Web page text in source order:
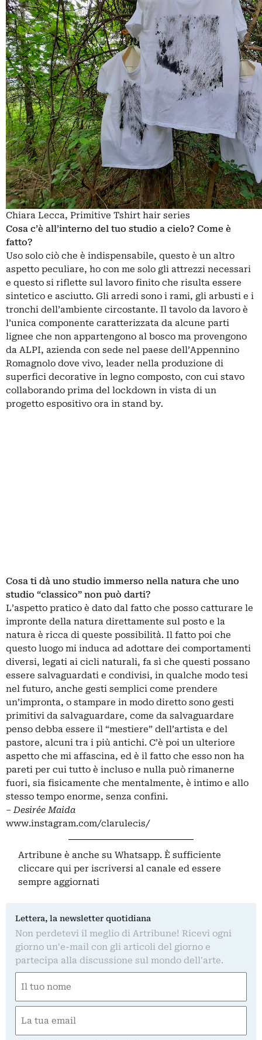
Chiara Lecca, Primitive Tshirt hair series
Cosa c’è all’interno del tuo studio a cielo? Come è
fatto?
Uso solo ciò che è indispensabile, questo è un altro
aspetto peculiare, ho con me solo gli attrezzi necessari
e questo si riflette sul lavoro finito che risulta essere
sintetico e asciutto. Gli arredi sono i rami, gli arbusti e i
tronchi dell’ambiente circostante. Il tavolo da lavoro è
l’unica componente caratterizzata da alcune parti
lignee che non appartengono al bosco ma provengono
da ALPI, azienda con sede nel paese dell’Appennino
Romagnolo dove vivo, leader nella produzione di
superfici decorative in legno composto, con cui stavo
collaborando prima del lockdown in vista di un
progetto espositivo ora in stand by.
Cosa ti dà uno studio immerso nella natura che uno
studio “classico” non può darti?
L’aspetto pratico è dato dal fatto che posso catturare le
impronte della natura direttamente sul posto e la
natura è ricca di queste possibilità. Il fatto poi che
questo luogo mi induca ad adottare dei comportamenti
diversi, legati ai cicli naturali, fa sì che questi possano
essere salvaguardati e condivisi, in qualche modo tesi
nel futuro, anche gesti semplici come prendere
un’impronta, o stampare in modo diretto sono gesti
primitivi da salvaguardare, come da salvaguardare
penso debba essere il “mestiere” dell’artista e del
pastore, alcuni tra i più antichi. C’è poi un ulteriore
aspetto che mi affascina, ed è il fatto che esso non ha
pareti per cui tutto è incluso e nulla può rimanerne
fuori, sia fisicamente che mentalmente, è intimo e allo
stesso tempo enorme, senza confini.
– Desirée Maida
www.instagram.com/clarulecis/
Artribune è anche su Whatsapp. È sufficiente
cliccare qui per iscriversi al canale ed essere
sempre aggiornati
Lettera, la newsletter quotidiana
Non perdetevi il meglio di Artribune! Ricevi ogni
giorno un'e-mail con gli articoli del giorno e
partecipa alla discussione sul mondo dell'arte.
(Required)
First
(Required)